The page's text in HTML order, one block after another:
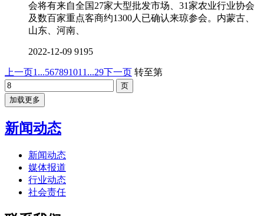
会将有来自全国27家大型批发市场、31家农业行业协会
及数百家重点客商约1300人已确认来琼参会。内蒙古、
山东、河南、
2022-12-09 9195
上一页1...567891011 ...29下一页 转至第
加载更多
新闻动态
新闻动态
媒体报道
行业动态
社会责任